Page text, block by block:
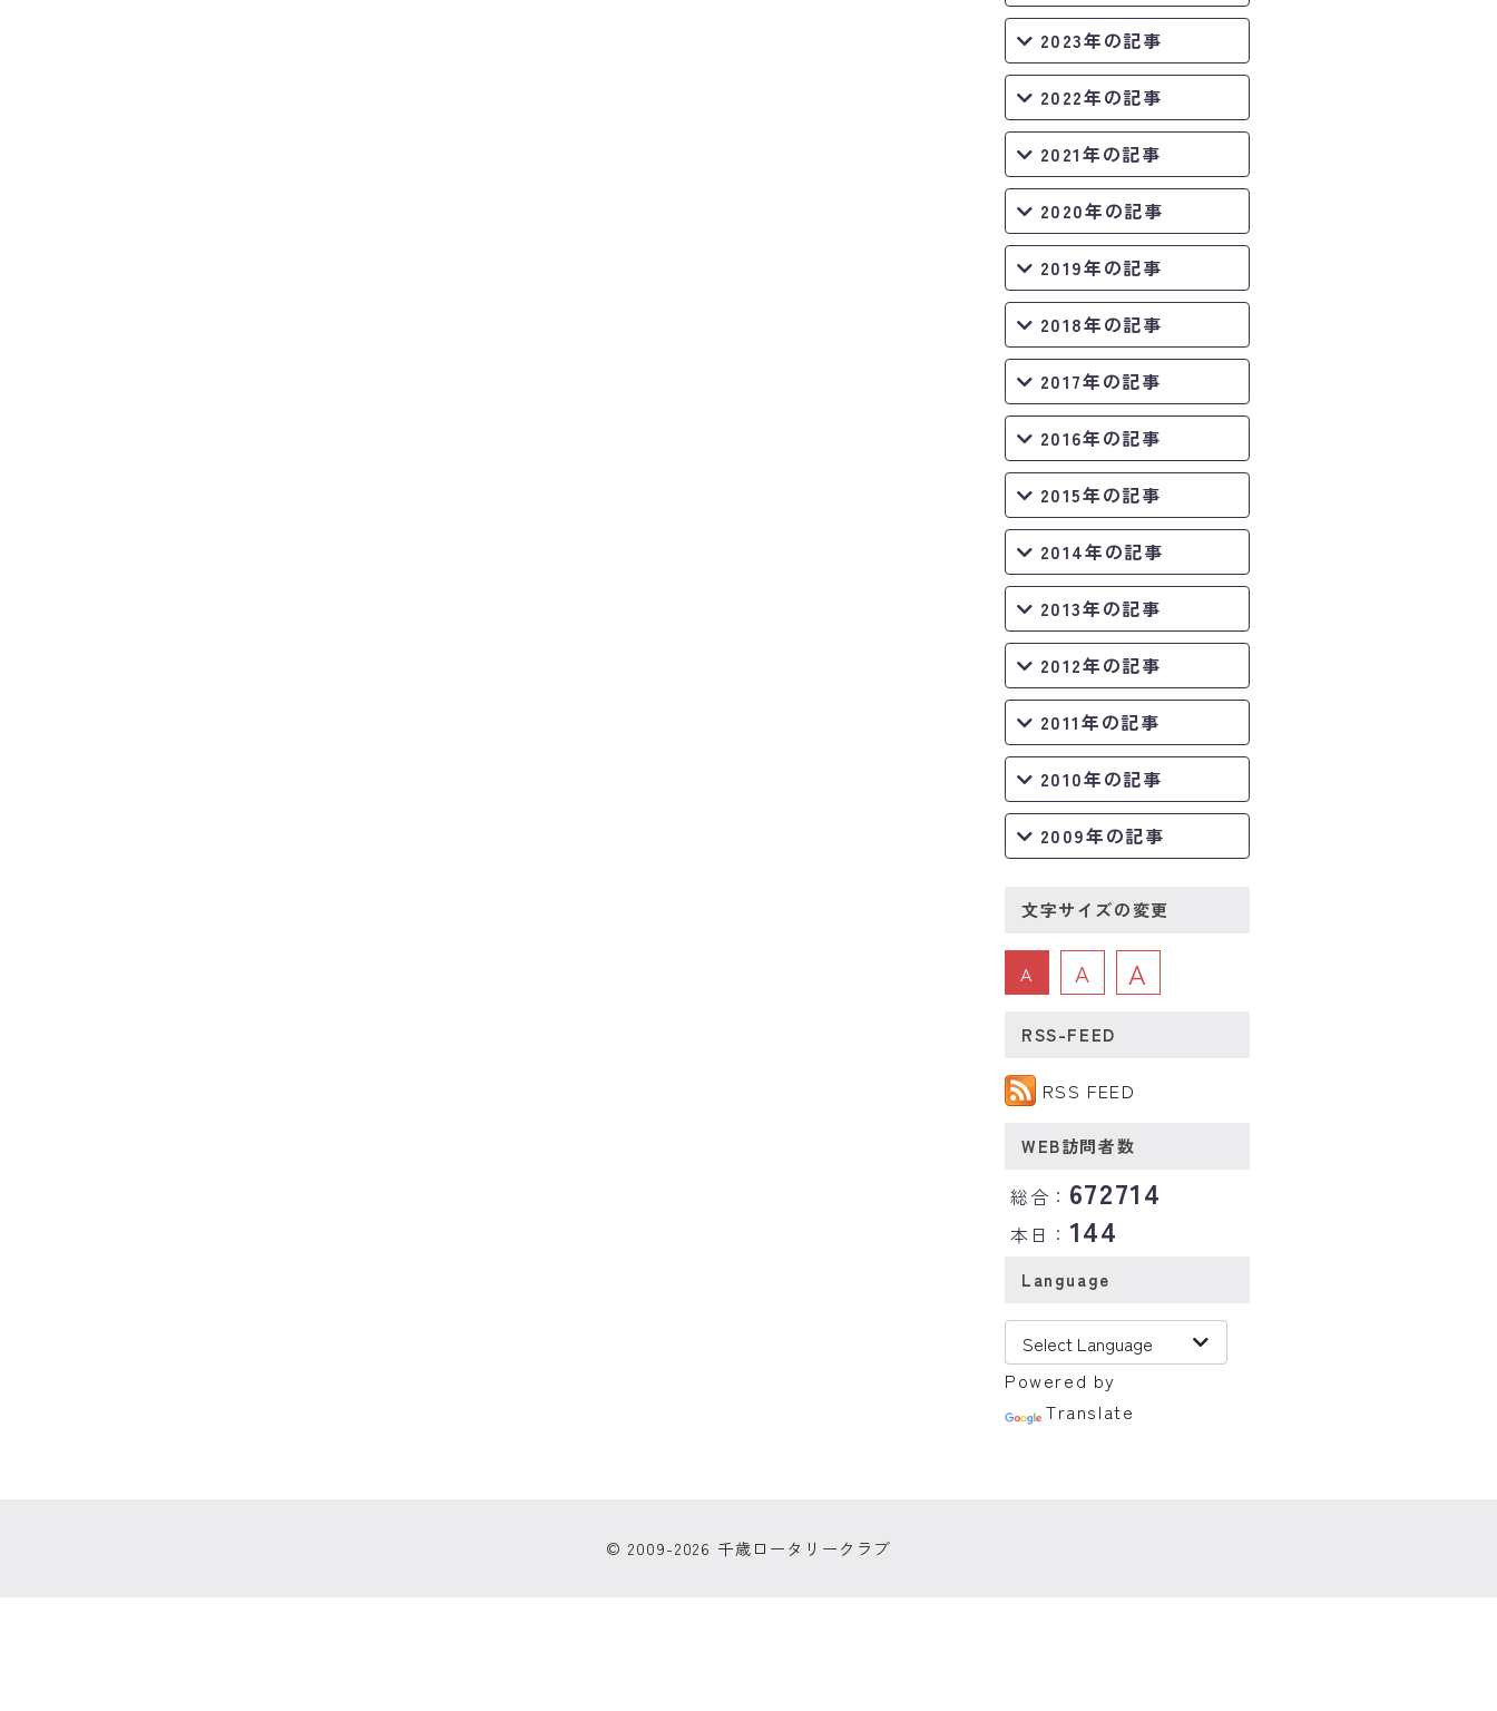
2023年の記事
2022年の記事
2021年の記事
2020年の記事
2019年の記事
2018年の記事
2017年の記事
2016年の記事
2015年の記事
2014年の記事
2013年の記事
2012年の記事
2011年の記事
2010年の記事
2009年の記事
文字サイズの変更
A A A
RSS-FEED
RSS FEED
WEB訪問者数
総合： 672714
本日： 144
Language
Powered by
Translate
© 2009-2026 千歳ロータリークラブ